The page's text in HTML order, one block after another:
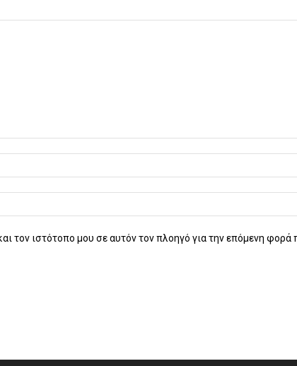
τον ιστότοπο μου σε αυτόν τον πλοηγό για την επόμενη φορά